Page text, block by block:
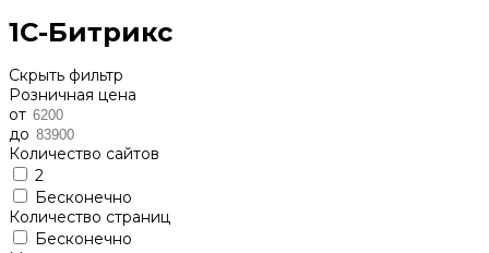
1С-Битрикс
Скрыть фильтр
Розничная цена
от
до
Количество сайтов
2
Бесконечно
Количество страниц
Бесконечно